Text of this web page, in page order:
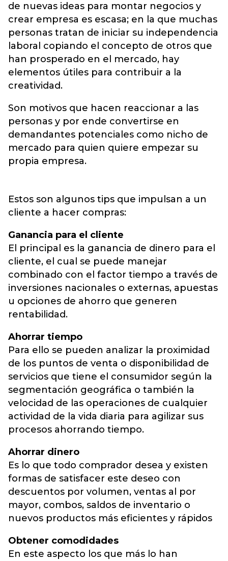
de nuevas ideas para montar negocios y
crear empresa es escasa; en la que muchas
personas tratan de iniciar su independencia
laboral copiando el concepto de otros que
han prosperado en el mercado, hay
elementos útiles para contribuir a la
creatividad.
Son motivos que hacen reaccionar a las
personas y por ende convertirse en
demandantes potenciales como nicho de
mercado para quien quiere empezar su
propia empresa.
Estos son algunos tips que impulsan a un
cliente a hacer compras:
Ganancia para el cliente
El principal es la ganancia de dinero para el
cliente, el cual se puede manejar
combinado con el factor tiempo a través de
inversiones nacionales o externas, apuestas
u opciones de ahorro que generen
rentabilidad.
Ahorrar tiempo
Para ello se pueden analizar la proximidad
de los puntos de venta o disponibilidad de
servicios que tiene el consumidor según la
segmentación geográfica o también la
velocidad de las operaciones de cualquier
actividad de la vida diaria para agilizar sus
procesos ahorrando tiempo.
Ahorrar dinero
Es lo que todo comprador desea y existen
formas de satisfacer este deseo con
descuentos por volumen, ventas al por
mayor, combos, saldos de inventario o
nuevos productos más eficientes y rápidos
Obtener comodidades
En este aspecto los que más lo han